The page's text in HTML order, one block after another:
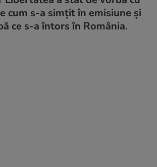
cum s-a simțit în emisiune și
ce s-a întors în România.